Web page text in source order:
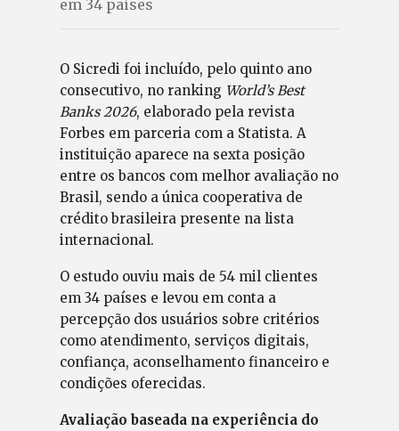
em 34 países
O Sicredi foi incluído, pelo quinto ano
consecutivo, no ranking World’s Best
Banks 2026, elaborado pela revista
Forbes em parceria com a Statista. A
instituição aparece na sexta posição
entre os bancos com melhor avaliação no
Brasil, sendo a única cooperativa de
crédito brasileira presente na lista
internacional.
O estudo ouviu mais de 54 mil clientes
em 34 países e levou em conta a
percepção dos usuários sobre critérios
como atendimento, serviços digitais,
confiança, aconselhamento financeiro e
condições oferecidas.
Avaliação baseada na experiência do